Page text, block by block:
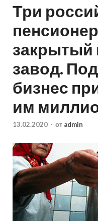
Три
завод.
бизнес
им
13.02.2020 - от admin